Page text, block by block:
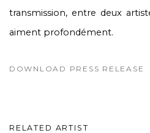
transmission, entre deux
aiment profondément.
DOWNLOAD PRESS RELEASE
RELATED ARTIST